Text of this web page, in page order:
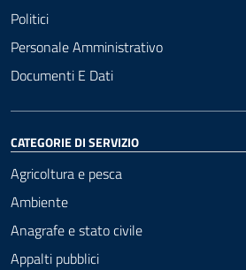
Politici
Personale Amministrativo
Documenti E Dati
CATEGORIE DI SERVIZIO
Agricoltura e pesca
Ambiente
Anagrafe e stato civile
Appalti pubblici